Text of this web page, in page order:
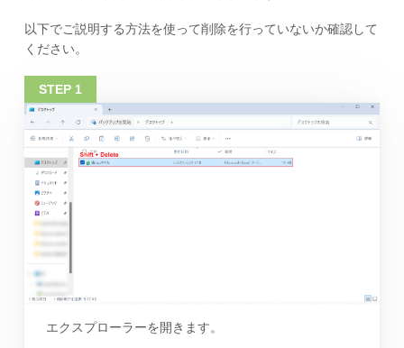
以下でご説明する方法を使って削除を行っていないか確認して
ください。
エクスプローラーを開きます。